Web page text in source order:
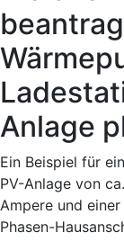
Anlage
Ein Beispiel für
PV-Anlage von
Ampere und
Phasen-